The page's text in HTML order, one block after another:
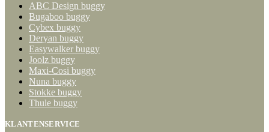
ABC Design buggy
Bugaboo buggy
Cybex buggy
Deryan buggy
Easywalker buggy
Joolz buggy
Maxi-Cosi buggy
Nuna buggy
Stokke buggy
Thule buggy
KLANTENSERVICE